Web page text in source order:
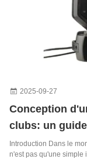
2025-09-27
Conception
clubs: un
Introduction‌ Dans le
n'est pas qu'une simple